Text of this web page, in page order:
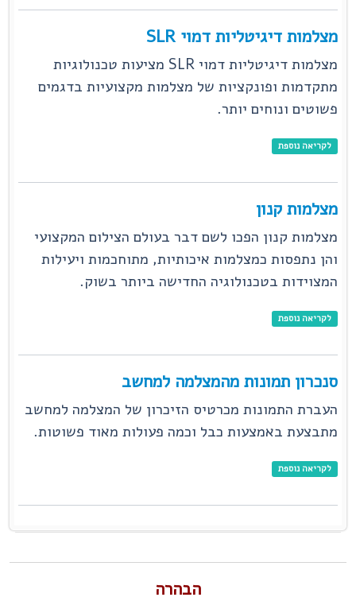
מצלמות דיגיטליות דמוי SLR
מצלמות דיגיטליות דמוי SLR מציעות טכנולוגיות
מתקדמות ופונקציות של מצלמות מקצועיות בדגמים
פשוטים ונוחים יותר.
לקריאה נוספת
מצלמות קנון
מצלמות קנון הפכו לשם דבר בעולם הצילום המקצועי
והן נתפסות כמצלמות איכותיות, מתוחכמות ויעילות
המצוידות בטכנולוגיה החדישה ביותר בשוק.
לקריאה נוספת
סנכרון תמונות מהמצלמה למחשב
העברת התמונות מכרטיס הזיכרון של המצלמה למחשב
מתבצעת באמצעות כבל וכמה פעולות מאוד פשוטות.
לקריאה נוספת
הבהרה